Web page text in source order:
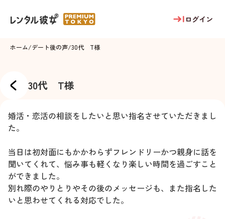
ログイン
ホーム/デート後の声/30代 T様
30代 T様
婚活・恋活の相談をしたいと思い指名させていただきまし
た。
当日は初対面にもかかわらずフレンドリーかつ親身に話を
聞いてくれて、悩み事も軽くなり楽しい時間を過ごすこと
ができました。
別れ際のやりとりやその後のメッセージも、また指名した
いと思わせてくれる対応でした。